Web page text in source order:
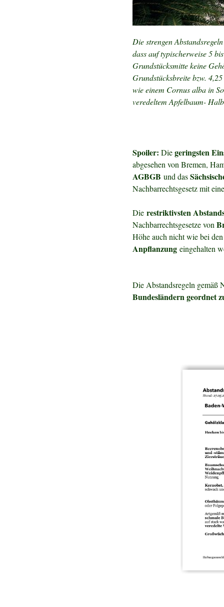
Spoiler: Diegeringsten
abgesehen von Bremen,
AGBGB und das
Nachbarrechtsgesetz mit
Die restriktivsten
Nachbarrechtsgesetze von
Höhe auch nicht wie bei
Anpflanzung eingehalten
Die Abstandsregeln gemäß
Bundesländern geordnet
Die strengen
dass auf typischerweise 5
Grundstücksmitte keine
Grundstücksbreite bzw.
wie einem Cornus alba in
veredeltem Apfelbaum-